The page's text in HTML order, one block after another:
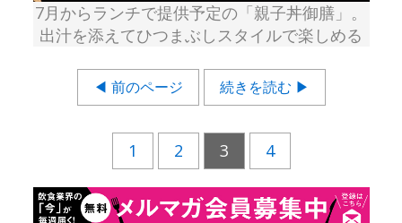
7月からランチで提供予定の「親子丼御膳」。
出汁を添えてひつまぶしスタイルで楽しめる
◀ 前のページ 続きを読む ▶
1 2 3 4